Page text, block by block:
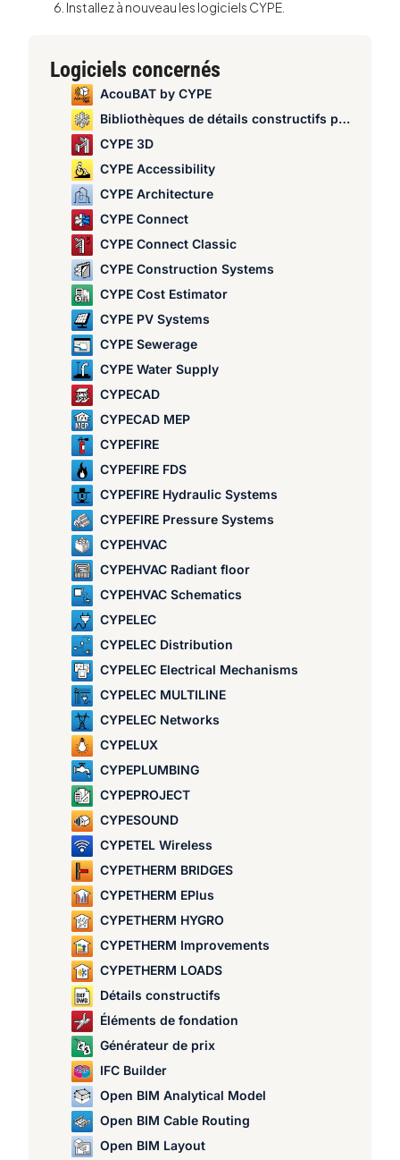
Installez à nouveau les logiciels CYPE.
Logiciels concernés
AcouBAT by CYPE
Bibliothèques de détails constructifs pour structures
CYPE 3D
CYPE Accessibility
CYPE Architecture
CYPE Connect
CYPE Connect Classic
CYPE Construction Systems
CYPE Cost Estimator
CYPE PV Systems
CYPE Sewerage
CYPE Water Supply
CYPECAD
CYPECAD MEP
CYPEFIRE
CYPEFIRE FDS
CYPEFIRE Hydraulic Systems
CYPEFIRE Pressure Systems
CYPEHVAC
CYPEHVAC Radiant floor
CYPEHVAC Schematics
CYPELEC
CYPELEC Distribution
CYPELEC Electrical Mechanisms
CYPELEC MULTILINE
CYPELEC Networks
CYPELUX
CYPEPLUMBING
CYPEPROJECT
CYPESOUND
CYPETEL Wireless
CYPETHERM BRIDGES
CYPETHERM EPlus
CYPETHERM HYGRO
CYPETHERM Improvements
CYPETHERM LOADS
Détails constructifs
Éléments de fondation
Générateur de prix
IFC Builder
Open BIM Analytical Model
Open BIM Cable Routing
Open BIM Layout